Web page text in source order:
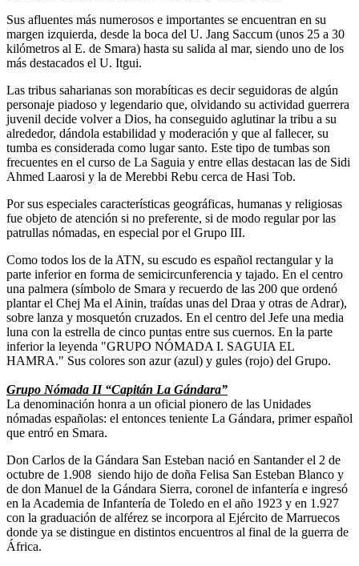
Sus afluentes más numerosos e importantes se encuentran en su
margen izquierda, desde la boca del U. Jang Saccum (unos 25 a 30
kilómetros al E. de Smara) hasta su salida al mar, siendo uno de los
más destacados el U. Itgui.
Las tribus saharianas son morabíticas es decir seguidoras de algún
personaje piadoso y legendario que, olvidando su actividad guerrera
juvenil decide volver a Dios, ha conseguido aglutinar la tribu a su
alrededor, dándola estabilidad y moderación y que al fallecer, su
tumba es considerada como lugar santo. Este tipo de tumbas son
frecuentes en el curso de La Saguia y entre ellas destacan las de Sidi
Ahmed Laarosi y la de Merebbi Rebu cerca de Hasi Tob.
Por sus especiales características geográficas, humanas y religiosas
fue objeto de atención si no preferente, si de modo regular por las
patrullas nómadas, en especial por el Grupo III.
Como todos los de la ATN, su escudo es español rectangular y la
parte inferior en forma de semicircunferencia y tajado. En el centro
una palmera (símbolo de Smara y recuerdo de las 200 que ordenó
plantar el Chej Ma el Ainin, traídas unas del Draa y otras de Adrar),
sobre lanza y mosquetón cruzados. En el centro del Jefe una media
luna con la estrella de cinco puntas entre sus cuernos. En la parte
inferior la leyenda "GRUPO NÓMADA I. SAGUIA EL
HAMRA." Sus colores son azur (azul) y gules (rojo) del Grupo.
Grupo Nómada II “Capitán La Gándara”
La denominación honra a un oficial pionero de las Unidades
nómadas españolas: el entonces teniente La Gándara, primer español
que entró en Smara.
Don Carlos de la Gándara San Esteban nació en Santander el 2 de
octubre de 1.908 siendo hijo de doña Felisa San Esteban Blanco y
de don Manuel de la Gándara Sierra, coronel de infantería e ingresó
en la Academia de Infantería de Toledo en el año 1923 y en 1.927
con la graduación de alférez se incorpora al Ejército de Marruecos
donde ya se distingue en distintos encuentros al final de la guerra de
África.